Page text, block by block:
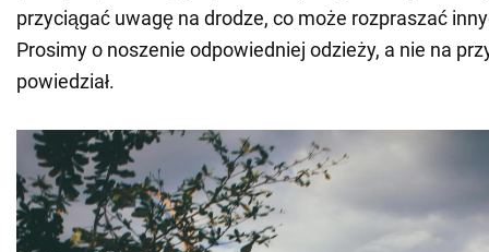
przyciągać uwagę na drodze, co może rozpraszać
Prosimy o noszenie odpowiedniej odzieży, a nie na
powiedział.